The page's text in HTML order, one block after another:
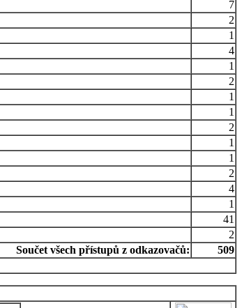
7
2
1
4
1
2
1
1
2
1
1
2
4
1
41
2
Součet všech přístupů z odkazovačů:
509